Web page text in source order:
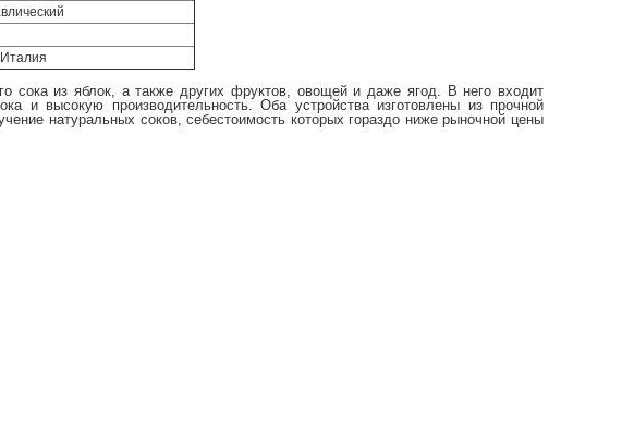
сока из яблок, а также других фруктов, овощей и даже ягод. В него входит
и высокую производительность. Оба устройства изготовлены из прочной
натуральных соков, себестоимость которых гораздо ниже рыночной цены